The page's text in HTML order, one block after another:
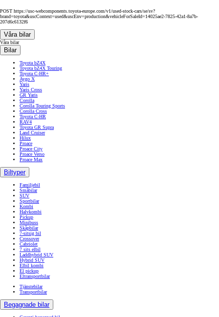
POST https://usc-webcomponents.toyota-europe.com/v1/used-stock-cars/se/sv?
brand=toyota&uscContext=used&uscEnv=production&vehicleForSaleId=14025ae2-7825-42a1-8a7b-
207d6c6132f6
Våra bilar
Våra bilar
Bilar
Toyota bZ4X
Toyota bZ4X Touring
Toyota C-HR+
Aygo X
Yaris
Yaris Cross
GR Yaris
Corolla
Corolla Touring Sports
Corolla Cross
Toyota C-HR
RAV4
Toyota GR Supra
Land Cruiser
Hilux
Proace
Proace City
Proace Verso
Proace Max
Biltyper
Familjebil
Småbilar
SUV
Sportbilar
Kombi
Halvkombi
Pickup
Minibuss
Skåpbilar
7-sitsig bil
Crossover
Cabriolet
7 sits elbil
Laddhybrid SUV
Hybrid SUV
Elbil kombi
El pickup
Eltransportbilar
Tjänstebilar
Transportbilar
Begagnade bilar